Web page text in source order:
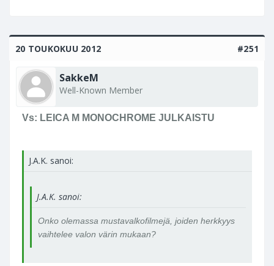
20 TOUKOKUU 2012 #251
SakkeM
Well-Known Member
Vs: LEICA M MONOCHROME JULKAISTU
J.A.K. sanoi:
J.A.K. sanoi:
Onko olemassa mustavalkofilmejä, joiden herkkyys
vaihtelee valon värin mukaan?